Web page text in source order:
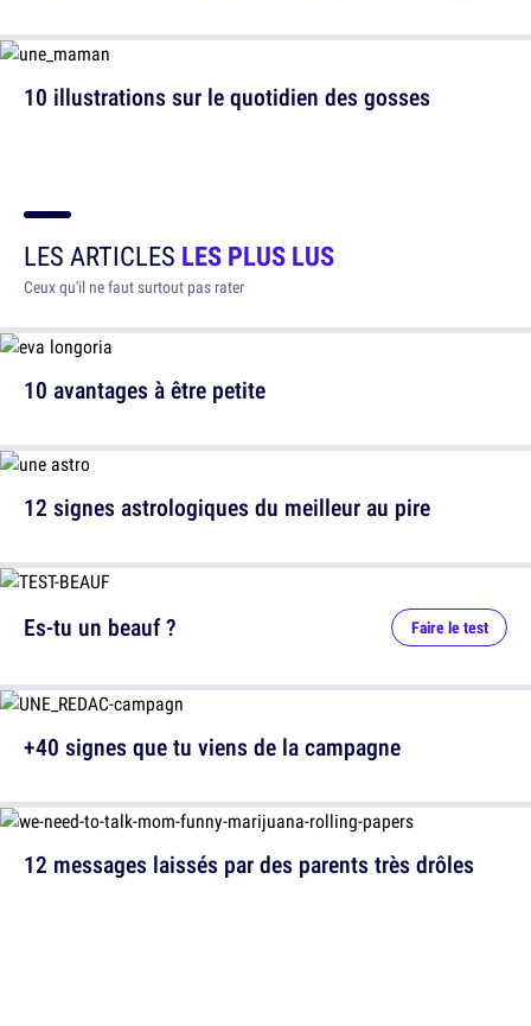
10 illustrations sur le quotidien des gosses
LES ARTICLES LES PLUS LUS
Ceux qu'il ne faut surtout pas rater
10 avantages à être petite
12 signes astrologiques du meilleur au pire
12 messages laissés par des parents très drôles
Es-tu un beauf ? Faire le test
+40 signes que tu viens de la campagne